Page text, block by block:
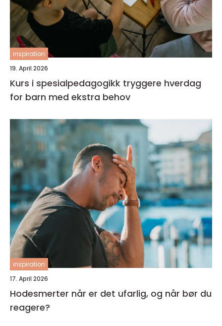
inspiration
19. April 2026
Kurs i spesialpedagogikk tryggere hverdag
for barn med ekstra behov
inspiration
17. April 2026
Hodesmerter når er det ufarlig, og når bør du
reagere?